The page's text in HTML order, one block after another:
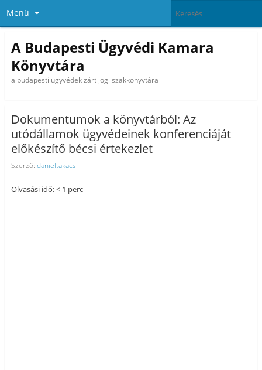
Menü
A Budapesti Ügyvédi Kamara
Könyvtára
a budapesti ügyvédek zárt jogi szakkönyvtára
Dokumentumok a könyvtárból: Az
utódállamok ügyvédeinek konferenciáját
előkészítő bécsi értekezlet
Szerző: danieltakacs
Olvasási idő: < 1 perc